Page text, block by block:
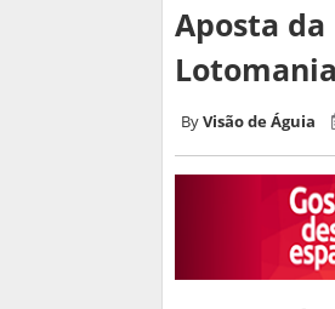
Aposta
Lotomania
Visão de Águia